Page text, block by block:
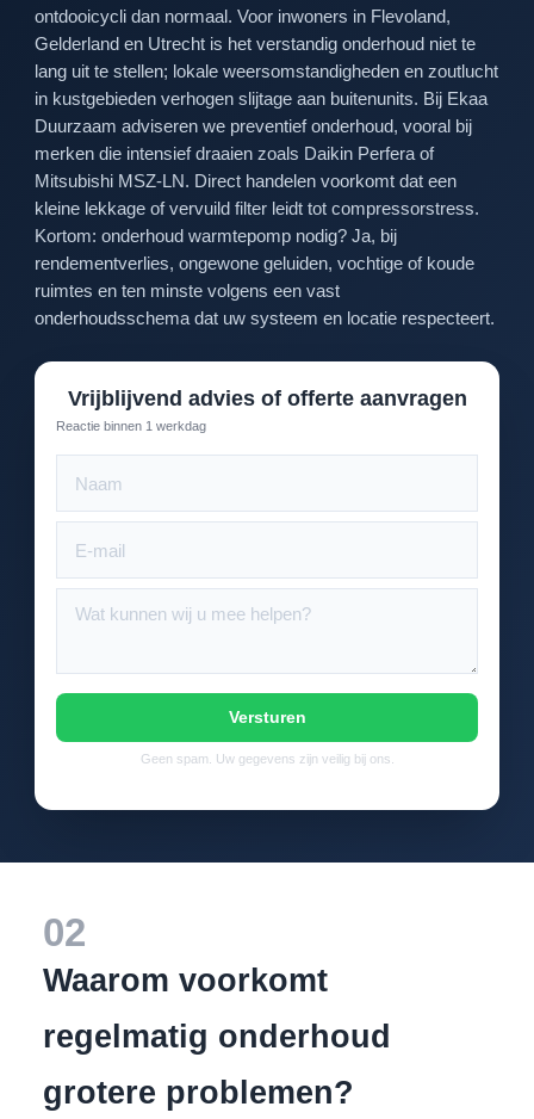
ontdooicycli dan normaal. Voor inwoners in Flevoland,
Gelderland en Utrecht is het verstandig onderhoud niet te
lang uit te stellen; lokale weersomstandigheden en zoutlucht
in kustgebieden verhogen slijtage aan buitenunits. Bij Ekaa
Duurzaam adviseren we preventief onderhoud, vooral bij
merken die intensief draaien zoals Daikin Perfera of
Mitsubishi MSZ-LN. Direct handelen voorkomt dat een
kleine lekkage of vervuild filter leidt tot compressorstress.
Kortom: onderhoud warmtepomp nodig? Ja, bij
rendementverlies, ongewone geluiden, vochtige of koude
ruimtes en ten minste volgens een vast
onderhoudsschema dat uw systeem en locatie respecteert.
Vrijblijvend advies of offerte aanvragen
Reactie binnen 1 werkdag
Versturen
Geen spam. Uw gegevens zijn veilig bij ons.
02
Waarom voorkomt
regelmatig onderhoud
grotere problemen?